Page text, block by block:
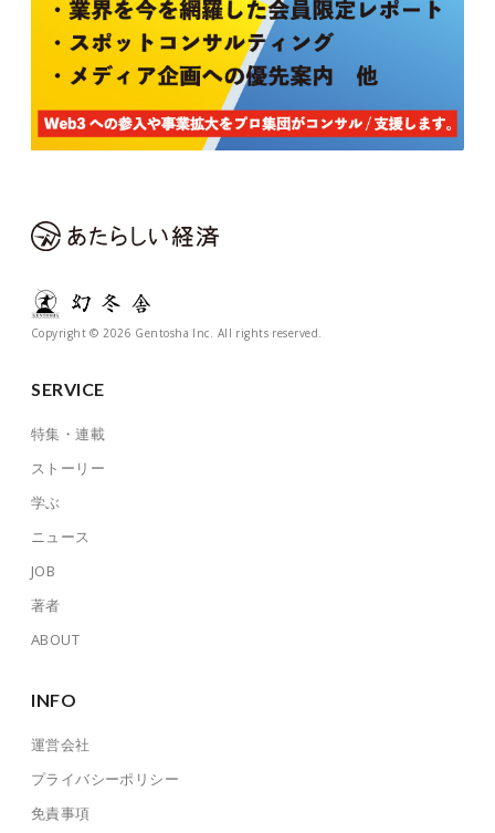
Copyright © 2026 Gentosha Inc. All rights reserved.
SERVICE
特集・連載
ストーリー
学ぶ
ニュース
JOB
著者
ABOUT
INFO
運営会社
プライバシーポリシー
免責事項